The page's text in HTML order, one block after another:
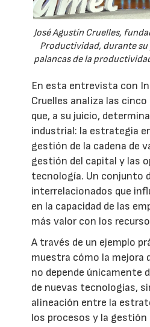
José Agustín Cruelles,
Productividad, durante su
palancas de la
En esta entrevista con
Cruelles analiza las
que, a su juicio,
industrial: la estrategia
gestión de la cadena de
gestión del capital y las
tecnología. Un conjunto
interrelacionados que
en la capacidad de las
más valor con los
A través de un ejemplo
muestra cómo la mejora
no depende únicamente
de nuevas tecnologías,
alineación entre la
los procesos y la